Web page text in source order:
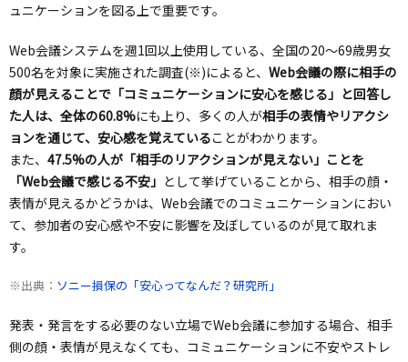
ュニケーションを図る上で重要です。
Web会議システムを週1回以上使用している、全国の20～69歳男女
500名を対象に実施された調査(※)によると、 Web会議の際に相手の
顔が見えることで「コミュニケーションに安心を感じる」と回答し
た人は、全体の60.8%にも上り、多くの人が相手の表情やリアクシ
ョンを通じて、安心感を覚えていることがわかります。
また、 47.5%の人が「相手のリアクションが見えない」ことを
「Web会議で感じる不安」 として挙げていることから、相手の顔・
表情が見えるかどうかは、Web会議でのコミュニケーションにおい
て、参加者の安心感や不安に影響を及ぼしているのが見て取れま
す。
※出典： ソニー損保の「安心ってなんだ？研究所」
発表・発言をする必要のない立場でWeb会議に参加する場合、相手
側の顔・表情が見えなくても、コミュニケーションに不安やストレ